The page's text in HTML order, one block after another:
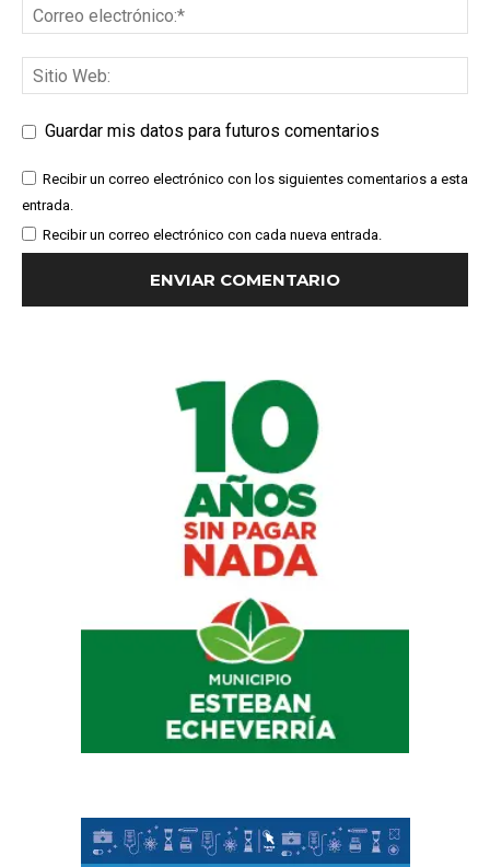
Guardar mis datos para futuros comentarios
Recibir un correo electrónico con los siguientes comentarios a esta
entrada.
Recibir un correo electrónico con cada nueva entrada.